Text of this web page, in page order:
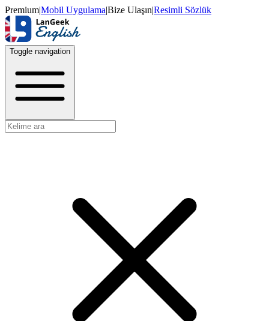
Premium|Mobil Uygulama|Bize Ulaşın|Resimli Sözlük
Toggle navigation